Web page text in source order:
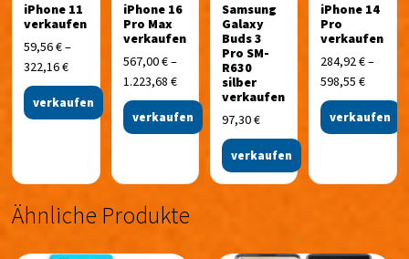
iPhone 11
verkaufen
59,56€–
322,16€
verkaufen
iPhone 16
Pro Max
verkaufen
567,00€–
1.223,68 €
verkaufen
Samsung
Galaxy
Buds 3
Pro SM-
R630
silber
verkaufen
97,30€
verkaufen
iPhone 14
Pro
verkaufen
284,92€–
598,55€
verkaufen
Ähnliche Produkte